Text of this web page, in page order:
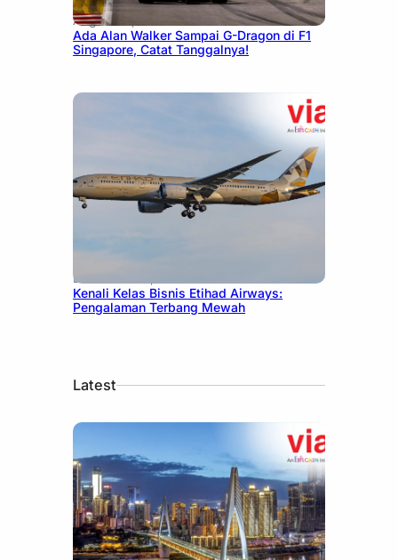
August 13, 2025
Ada Alan Walker Sampai G-Dragon di F1
Singapore, Catat Tanggalnya!
December 27, 2024
Kenali Kelas Bisnis Etihad Airways:
Pengalaman Terbang Mewah
Latest